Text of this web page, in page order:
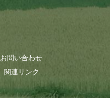
お問い合わせ
関連リンク